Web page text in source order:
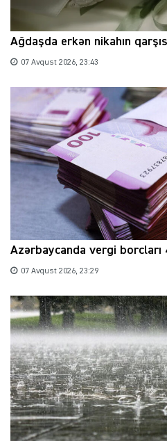
Ağdaşda erkən nikahın
07 Avqust 2026, 23:43
Azərbaycanda vergi borcları
07 Avqust 2026, 23:29